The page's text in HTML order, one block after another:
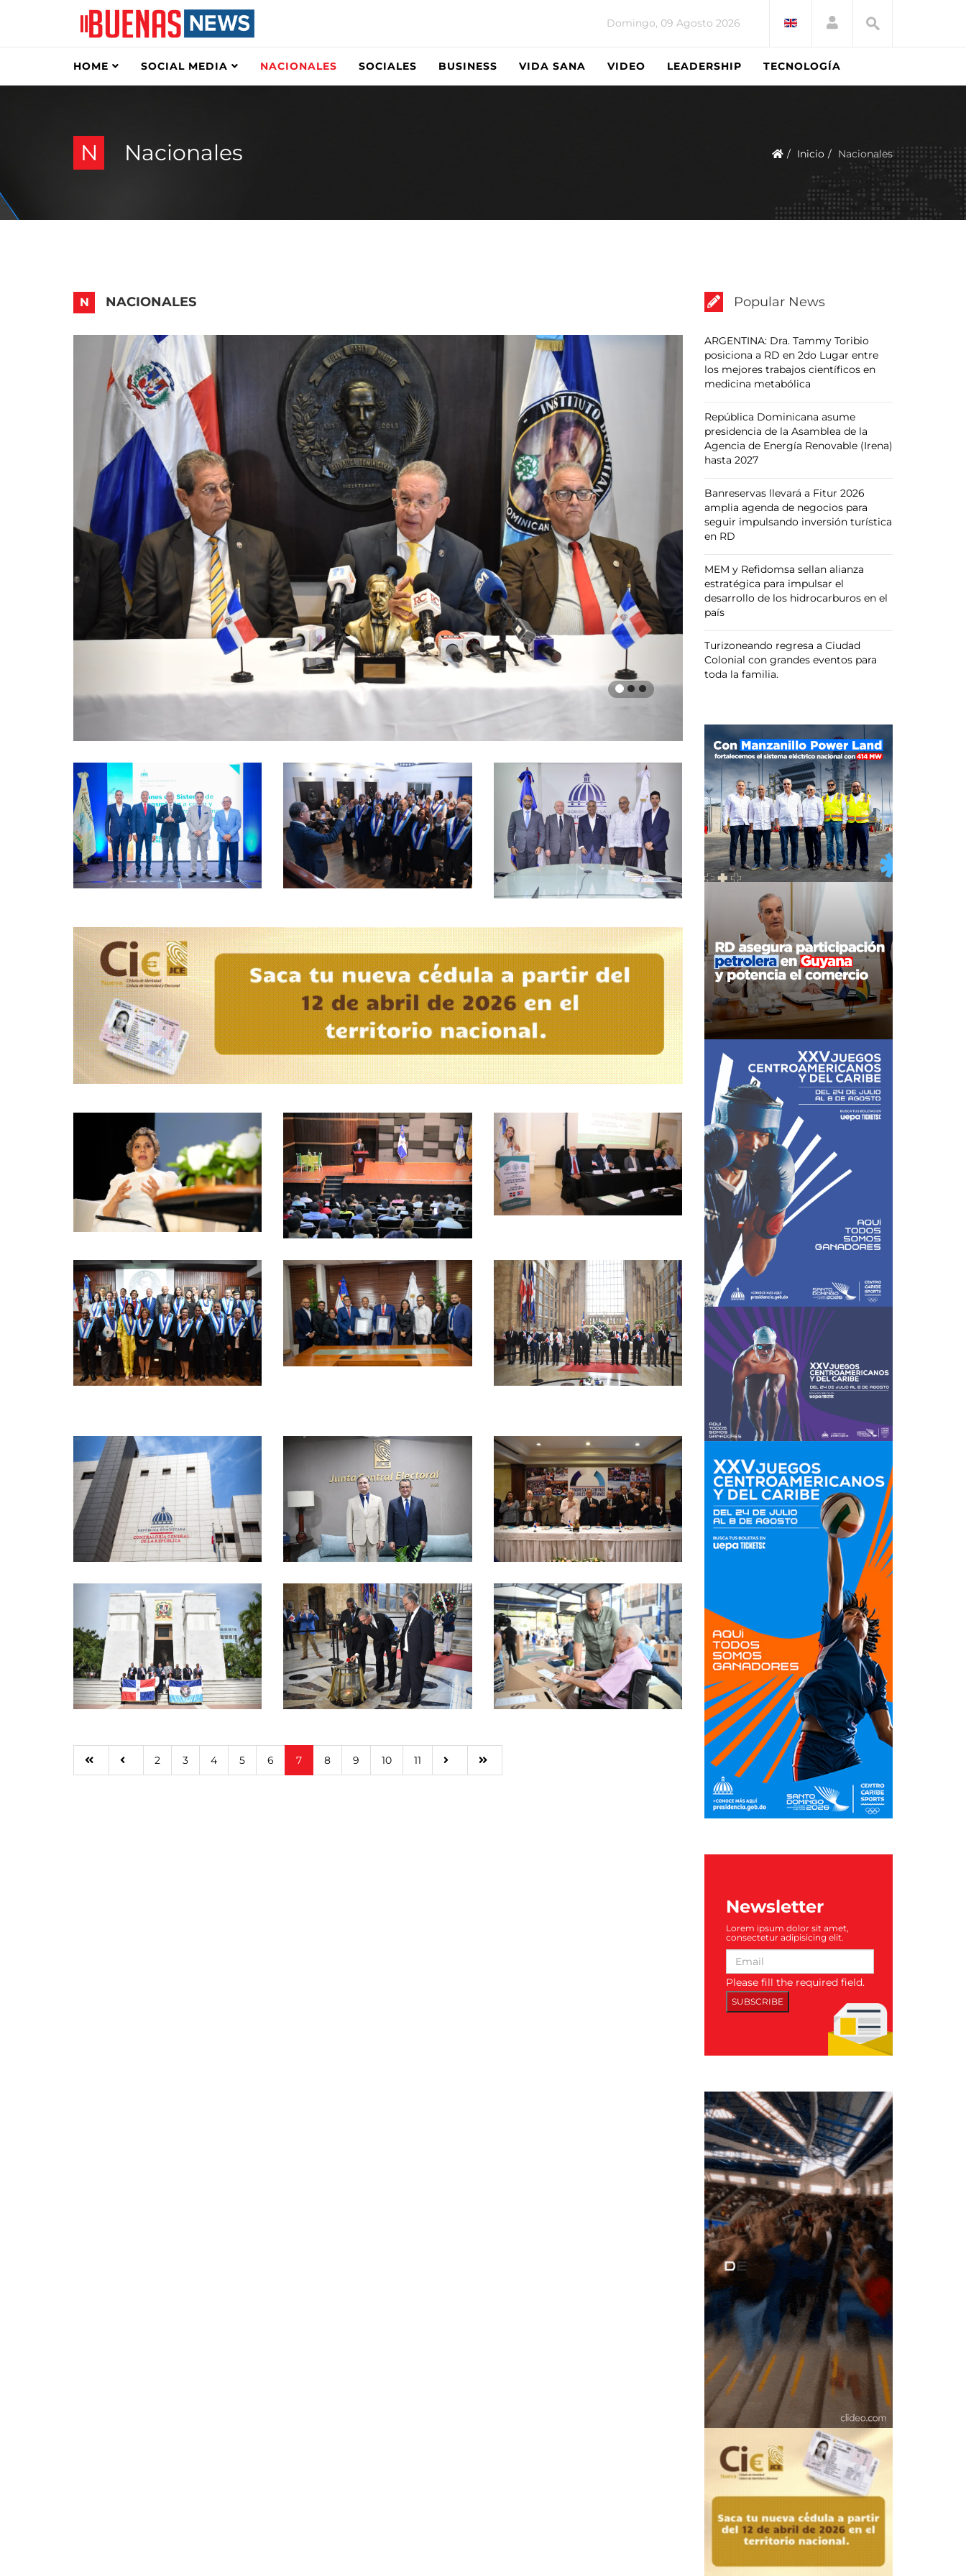
Domingo, 09 Agosto 2026
HOME SOCIAL MEDIA NACIONALES SOCIALES BUSINESS VIDA SANA VIDEO LEADERSHIP TECNOLOGÍA
N Nacionales Inicio Nacionales
N NACIONALES Popular News
ARGENTINA: Dra. Tammy Toribio
posiciona a RD en 2do Lugar entre
los mejores trabajos científicos en
medicina metabólica
República Dominicana asume
presidencia de la Asamblea de la
Agencia de Energía Renovable (Irena)
hasta 2027
Banreservas llevará a Fitur 2026
amplia agenda de negocios para
seguir impulsando inversión turística
en RD
MEM y Refidomsa sellan alianza
estratégica para impulsar el
desarrollo de los hidrocarburos en el
país
Turizoneando regresa a Ciudad
Colonial con grandes eventos para
toda la familia.
Newsletter
Lorem ipsum dolor sit amet,
consectetur adipisicing elit.
Please fill the required field.
SUBSCRIBE